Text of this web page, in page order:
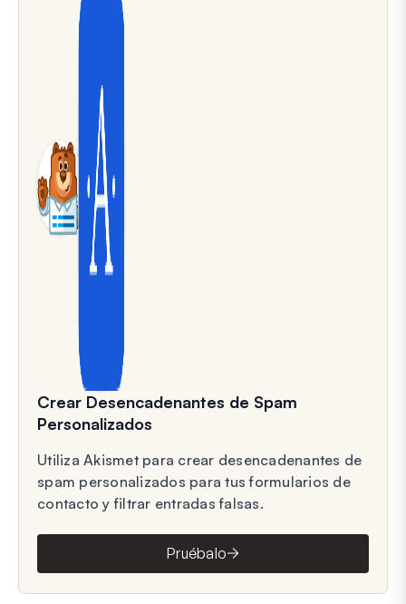
Crear Desencadenantes de Spam
Personalizados
Utiliza Akismet para crear desencadenantes de
spam personalizados para tus formularios de
contacto y filtrar entradas falsas.
Pruébalo